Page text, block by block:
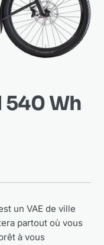
540 Wh
un VAE de ville
partout où vous
à vous